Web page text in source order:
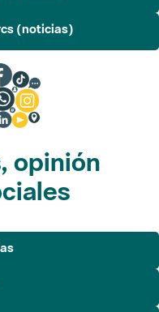
(noticias)
opinión